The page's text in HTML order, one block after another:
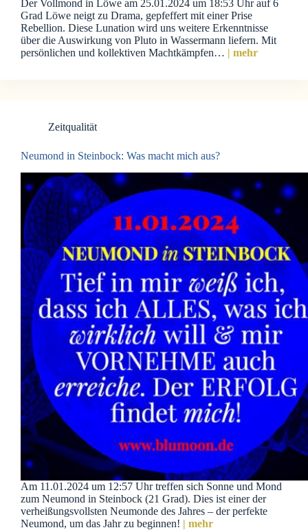
Der Vollmond in Löwe am 25.01.2024 um 18:53 Uhr auf 6
Grad Löwe neigt zu Drama, gepfeffert mit einer Prise
Rebellion. Diese Lunation wird uns weitere Erkenntnisse
über die Auswirkung von Pluto in Wassermann liefern. Mit
persönlichen und kollektiven Machtkämpfen… | mehr
Zeitqualität
Neumond in Steinbock: Was macht mich aus?
Am 11.01.2024 um 12:57 Uhr treffen sich Sonne und Mond
zum Neumond in Steinbock (21 Grad). Dies ist einer der
verheißungsvollsten Neumonde des Jahres – der perfekte
Neumond, um das Jahr zu beginnen! | mehr